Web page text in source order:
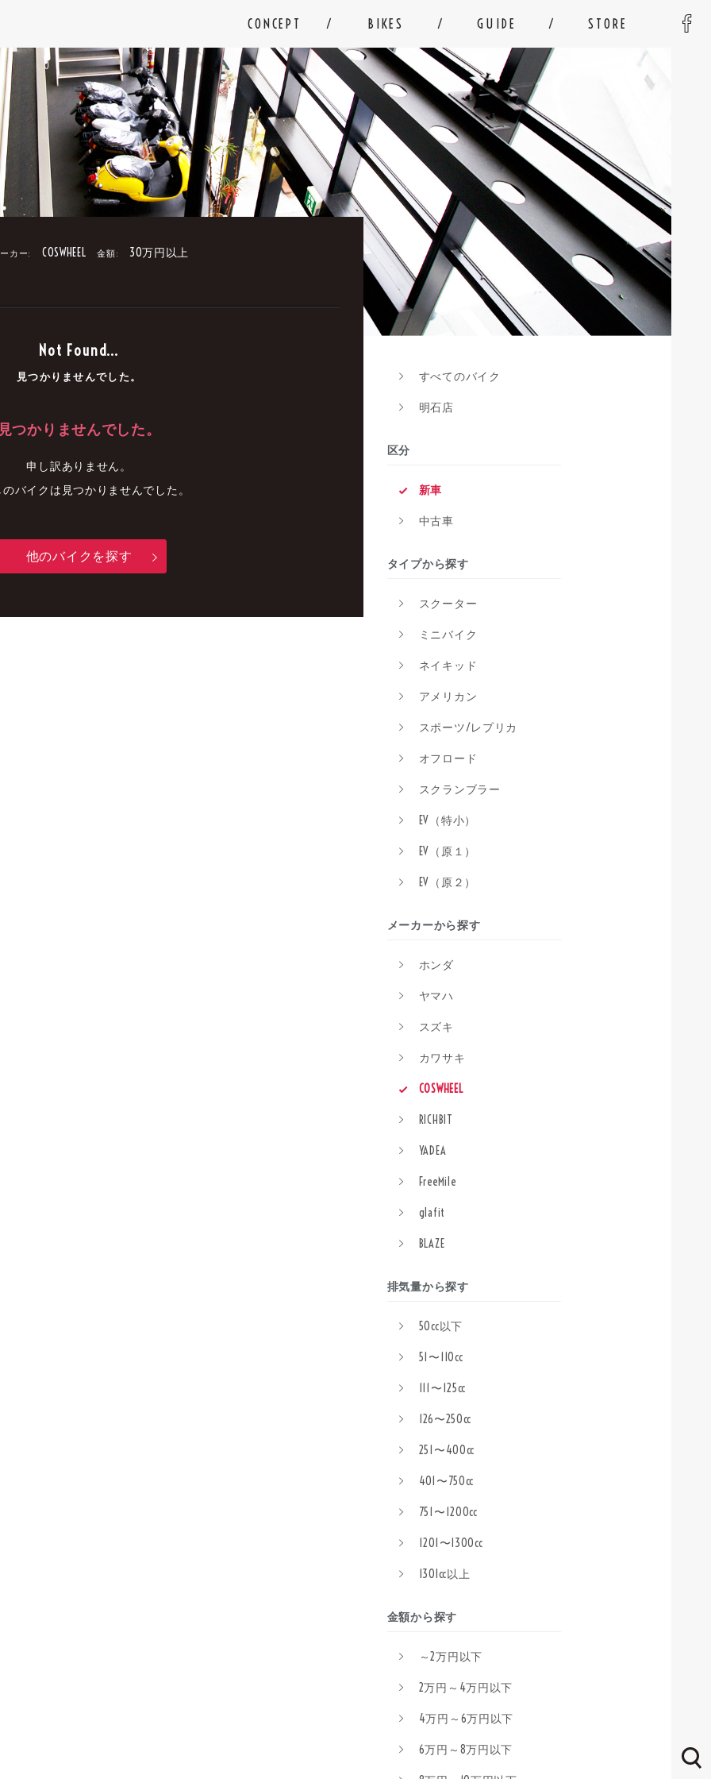
CONCEPT BIKES GUIDE STORE
カー: COSWHEEL 金額: 30万円以上
Not Found...
見つかりませんでした。
見つかりませんでした。
申し訳ありません。
バイクは見つかりませんでした。
他のバイクを探す
すべてのバイク
明石店
区分
新車
中古車
タイプから探す
スクーター
ミニバイク
ネイキッド
アメリカン
スポーツ/レプリカ
オフロード
スクランブラー
EV（特小）
EV（原１）
EV（原２）
メーカーから探す
ホンダ
ヤマハ
スズキ
カワサキ
COSWHEEL
RICHBIT
YADEA
FreeMile
glafit
BLAZE
排気量から探す
50cc以下
51〜110cc
111〜125cc
126〜250cc
251〜400cc
401〜750cc
751〜1200cc
1201〜1300cc
1301cc以上
金額から探す
～2万円以下
2万円～4万円以下
4万円～6万円以下
6万円～8万円以下
中古車